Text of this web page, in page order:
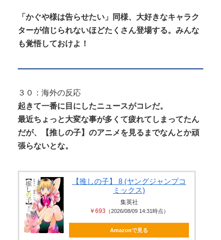
「かぐや様は告らせたい」同様、大好きなキャラク
ターが信じられないほどたくさん登場する。みんな
も覚悟しておけよ！
３０：海外の反応
起きて一番に目にしたニュースがコレだ。
最近ちょっと大変な事が多くて疲れてしまってたん
だが、【推しの子】のアニメを見るまでなんとか頑
張らないとな。
【推しの子】 8 (ヤングジャンプコ
ミックス)
集英社
￥693 （2026/08/09 14:31時点）
Amazonで見る